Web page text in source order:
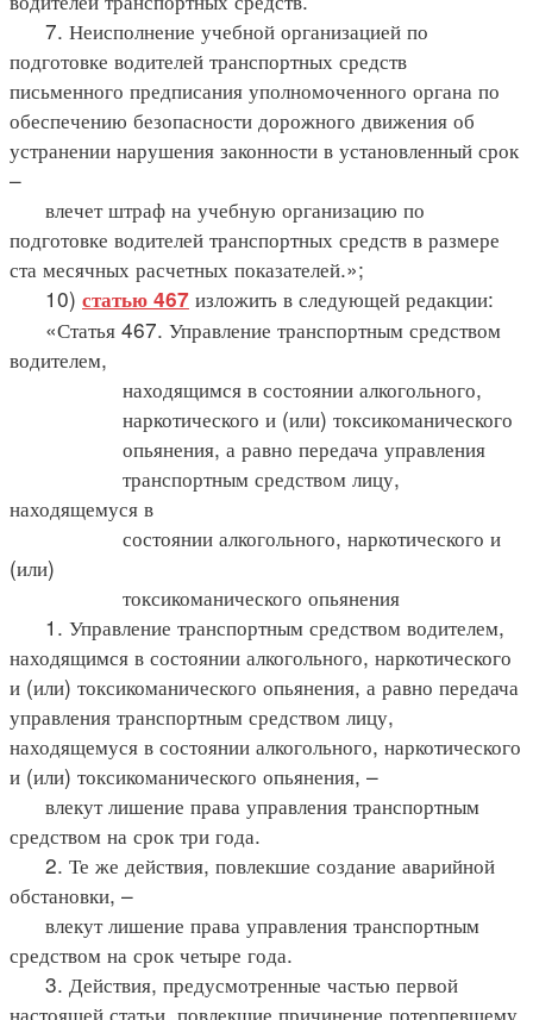
7. Неисполнение учебной организацией по
подготовке водителей транспортных средств
письменного предписания уполномоченного органа по
обеспечению безопасности дорожного движения об
устранении нарушения законности в установленный срок
–
влечет штраф на учебную организацию по
подготовке водителей транспортных средств в размере
ста месячных расчетных показателей.»;
10) статью 467 изложить в следующей редакции:
«Статья 467. Управление транспортным средством
водителем,
находящимся в состоянии алкогольного,
наркотического и (или) токсикоманического
опьянения, а равно передача управления
транспортным средством лицу,
находящемуся в
состоянии алкогольного, наркотического и
(или)
токсикоманического опьянения
1. Управление транспортным средством водителем,
находящимся в состоянии алкогольного, наркотического
и (или) токсикоманического опьянения, а равно передача
управления транспортным средством лицу,
находящемуся в состоянии алкогольного, наркотического
и (или) токсикоманического опьянения, –
влекут лишение права управления транспортным
средством на срок три года.
2. Те же действия, повлекшие создание аварийной
обстановки, –
влекут лишение права управления транспортным
средством на срок четыре года.
3. Действия, предусмотренные частью первой
настоящей статьи, повлекшие причинение потерпевшему